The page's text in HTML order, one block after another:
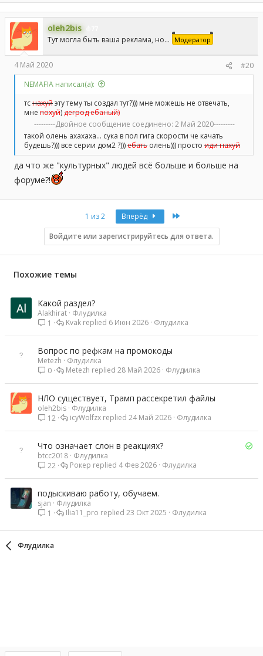
oleh2bis
Тут могла быть ваша реклама, но... Модератор
4 Май 2020
#20
NEMAFIA написал(а):
тснахуйэту тему ты создал тут?))) мне можешь не отвечать,
мне похуй)дегрод ебаный)
---------Двойное сообщение соединено: 2 Май 2020---------
такой олень ахахаха... сука в пол гига скорости че качать
будешь?))) все серии дом2 ?)))ебать олень))) просто иди нахуй
да что же "культурных" людей всё больше и больше на
форуме?!
1 из 2 Вперёд
Войдите или зарегистрируйтесь для ответа.
Похожие темы
Какой раздел?
Alakhirat Флудилка
1
Флудилка
6 Июн 2026
Kvak
Вопрос по рефкам на промокоды
Metezh
Флудилка
0
Флудилка
28 Май 2026
Metezh
НЛО существует, Трамп рассекретил файлы
oleh2bis Флудилка
12
Флудилка
24 Май 2026
icyWolfzx
Р
е
Что означает слон в реакциях?
btcc2018 Флудилка
22
Флудилка
4 Фев 2026
Рокер
подыскиваю работу, обучаем.
sjan
Флудилка
1
Флудилка
23 Окт 2025
Ilia11_pro
Флудилка